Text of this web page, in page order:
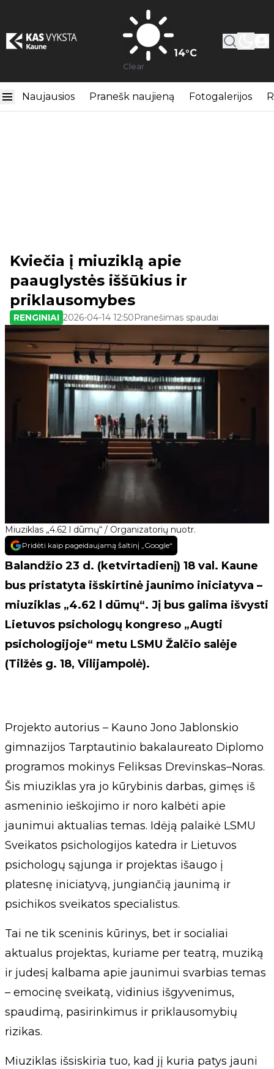
14°C
Clear
Naujausios Pranešk naujieną Fotogalerijos
Miuziklas „4.62 l dūmų“ / Organizatorių nuotr.
Kviečia į miuziklą apie
paauglystės iššūkius ir
priklausomybes
RENGINIAI 2026-04-14 12:50Pranešimas spaudai
Pridėti kaip pageidaujamą šaltinį „Google“
Balandžio 23 d. (ketvirtadienį) 18 val. Kaune
bus pristatyta išskirtinė jaunimo iniciatyva –
miuziklas „4.62 l dūmų“. Jį bus galima išvysti
Lietuvos psichologų kongreso „Augti
psichologijoje“ metu LSMU Žalčio salėje
(Tilžės g. 18, Vilijampolė).
Projekto autorius – Kauno Jono Jablonskio
gimnazijos Tarptautinio bakalaureato Diplomo
programos mokinys Feliksas Drevinskas–Noras.
Šis miuziklas yra jo kūrybinis darbas, gimęs iš
asmeninio ieškojimo ir noro kalbėti apie
jaunimui aktualias temas. Idėją palaikė LSMU
Sveikatos psichologijos katedra ir Lietuvos
psichologų sąjunga ir projektas išaugo į
platesnę iniciatyvą, jungiančią jaunimą ir
psichikos sveikatos specialistus.
Tai ne tik sceninis kūrinys, bet ir socialiai
aktualus projektas, kuriame per teatrą, muziką
ir judesį kalbama apie jaunimui svarbias temas
– emocinę sveikatą, vidinius išgyvenimus,
spaudimą, pasirinkimus ir priklausomybių
rizikas.
Miuziklas išsiskiria tuo, kad jį kuria patys jauni